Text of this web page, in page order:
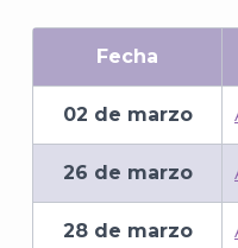
Fecha
02 de marzo
26 de marzo
28 de marzo